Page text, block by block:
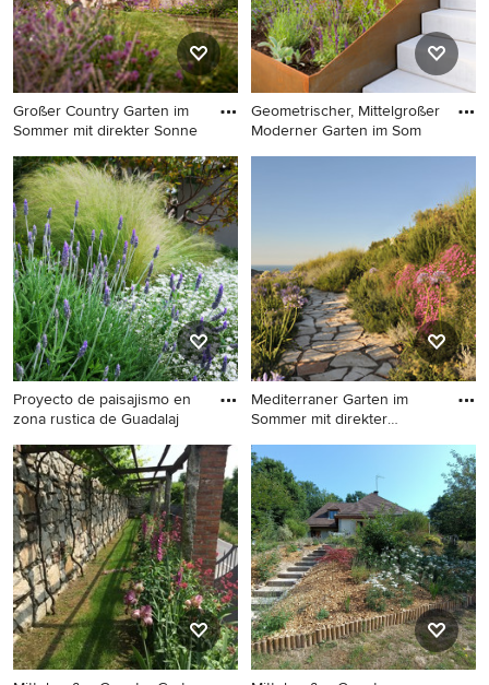
Großer Country Garten im
Sommer mit direkter Sonne
Großer Country Garten im
Sommer mit direkter
Sonneneinstrahlung und
Natursteinplatten in Venedig
Geometrischer, Mittelgroßer
Moderner Garten im Som
Geometrischer, Mittelgroßer
Moderner Garten im Sommer
Proyecto de paisajismo en
zona rustica de Guadalaj
Großer Uriger Garten im
Frühling mit Sichtschutz und
direkter Sonneneinstrahlung
in Sonstige
Mediterraner Garten im
Sommer mit direkter
Mediterraner Garten im
Sommer mit direkter
Sonneneinstrahlung und
Natursteinplatten in Sonstige